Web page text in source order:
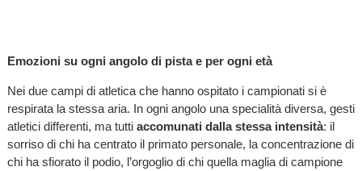
Emozioni su ogni angolo di pista e per ogni età
Nei due campi di atletica che hanno ospitato i campionati si è
respirata la stessa aria. In ogni angolo una specialità diversa, gesti
atletici differenti, ma tutti accomunati dalla stessa intensità: il
sorriso di chi ha centrato il primato personale, la concentrazione di
chi ha sfiorato il podio, l’orgoglio di chi quella maglia di campione